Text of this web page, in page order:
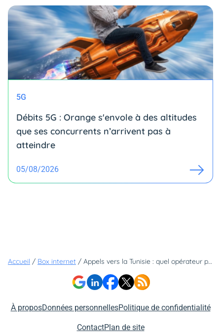
5G
Débits 5G : Orange s'envole à des altitudes
que ses concurrents n’arrivent pas à
atteindre
05/08/2026
Accueil / Box internet / Appels vers la Tunisie : quel opérateur propose les meilleurs prix ?
À proposDonnées personnellesPolitique de confidentialité
ContactPlan de site